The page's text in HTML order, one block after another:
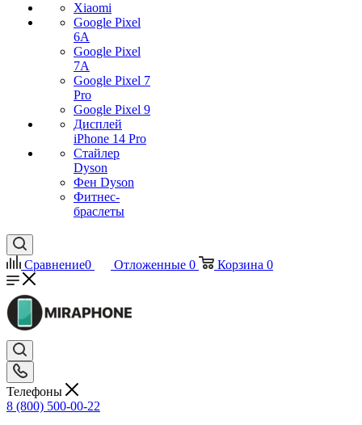
Xiaomi
Google Pixel
6A
Google Pixel
7А
Google Pixel 7
Pro
Google Pixel 9
Дисплей
iPhone 14 Pro
Стайлер
Dyson
Фен Dyson
Фитнес-
браслеты
Сравнение0 Отложенные 0 Корзина 0
Телефоны
8 (800) 500-00-22